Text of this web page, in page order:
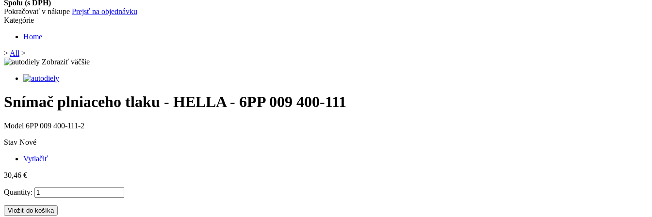
Spolu (s DPH)
Pokračovať v nákupe Prejsť na objednávku
Kategórie
Home
> All >
Zobraziť väčšie
Snímač plniaceho tlaku - HELLA - 6PP 009 400-111
Model 6PP 009 400-111-2
Stav Nové
Vytlačiť
30,46 €
Quantity:
Vložiť do košíka